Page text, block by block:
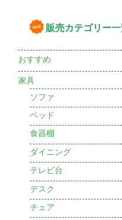
販売カテゴリー
おすすめ
家具
ソファ
ベッド
食器棚
ダイニング
テレビ台
デスク
チェア